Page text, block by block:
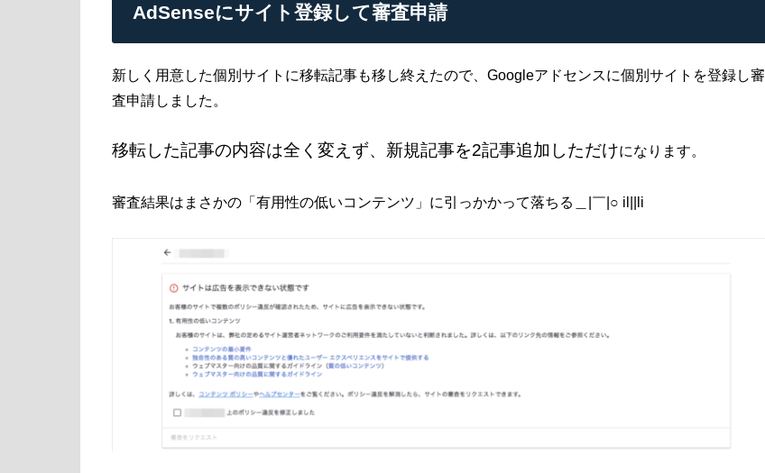
AdSenseにサイト登録して審査申請
新しく用意した個別サイトに移転記事も移し終えたので、Googleアドセンスに個別サイトを登録し審
査申請しました。
移転した記事の内容は全く変えず、新規記事を2記事追加しただけになります。
審査結果はまさかの「有用性の低いコンテンツ」に引っかかって落ちる＿|￣|○ il||li